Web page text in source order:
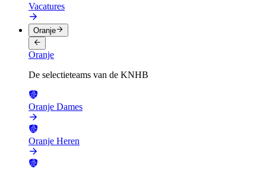
Vacatures
Oranje
Oranje
De selectieteams van de KNHB
Oranje Dames
Oranje Heren